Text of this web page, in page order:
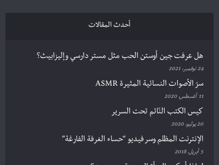
أحدث المقالات
هل عرفت جين أوستن الحب مثل مستر دارسي وإليزابيث؟
24 نوفمبر، 2021
سرّ الأصوات النسائية المثيرة ASMR
11 أغسطس، 2020
كيس الكتب النّائم تحت السرير
20 يوليو، 2020
الإنترنت المظلم وسر فيديو “حساء الغرفة الفارغة”
5 أبريل، 2018